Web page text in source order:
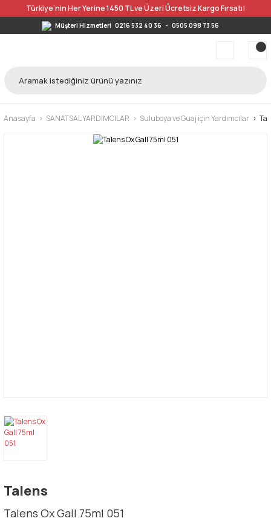
Türkiye’nin Her Yerine 1450 TL ve Üzeri Ücretsiz Kargo Fırsatı!
Müşteri Hizmetleri 0216 532 40 36 - 0505 098 73 56
Anasayfa SANATSAL YARDIMCILAR Suluboya ve Guaj için Yardımcılar
Talens
Talens Ox Gall 75ml 051